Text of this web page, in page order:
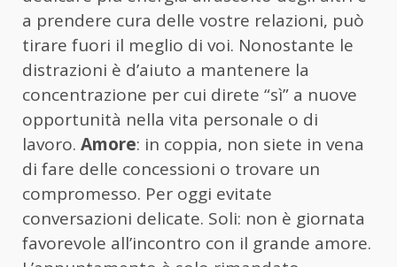
a prendere cura delle vostre relazioni, può
tirare fuori il meglio di voi. Nonostante le
distrazioni è d’aiuto a mantenere la
concentrazione per cui direte “sì” a nuove
opportunità nella vita personale o di
lavoro. Amore: in coppia, non siete in vena
di fare delle concessioni o trovare un
compromesso. Per oggi evitate
conversazioni delicate. Soli: non è giornata
favorevole all’incontro con il grande amore.